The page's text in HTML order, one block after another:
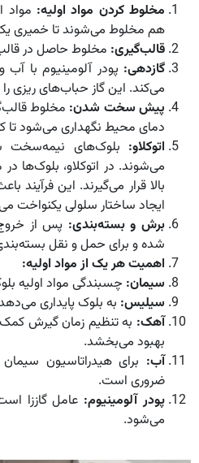
مخلوط کردن مواد اولیه:
هم مخلوط می‌شوند تا خمیری
قالب‌گیری: مخلوط حاصل در
گازدهی: پودر آلومینیوم با آب
می‌کند. این گاز حباب‌های ریزی
پیش سخت شدن: مخلوط
دمای محیط نگهداری می‌شود
اتوکلاو: بلوک‌های نیمه‌سخت
می‌شوند. در اتوکلاو، بلوک‌ها
بالا قرار می‌گیرند. این
ایجاد ساختار سلولی یکنواخت
برش و بسته‌بندی: پس از خروج
شده و برای حمل و نقل
اهمیت هر یک از مواد اولیه:
سیمان: چسبندگی مواد اولیه
سیلیس: به بلوک پایداری
آهک: به تنظیم زمان گیرش
بهبود می‌بخشد.
آب: برای هیدراتاسیون
ضروری است.
پودر آلومینیوم: عامل گاززا
می‌شود.